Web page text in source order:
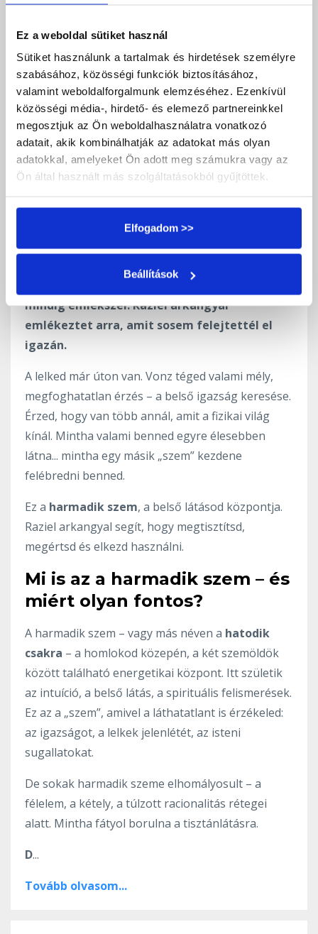
Ez a weboldal sütiket használ
Sütiket használunk a tartalmak és hirdetések személyre
szabásához, közösségi funkciók biztosításához,
valamint weboldalforgalmunk elemzéséhez. Ezenkívül
közösségi média-, hirdető- és elemező partnereinkkel
megosztjuk az Ön weboldalhasználatra vonatkozó
adatait, akik kombinálhatják az adatokat más olyan
adatokkal, amelyeket Ön adott meg számukra vagy az
Ön által használt más szolgáltatásokból gyűjtöttek.
Elfogadom >>
Beállítások
Raziel arkangyal üzenete:
A belső látásod tisztul
Angyali Tanítások
Nézel.. de nem mindig látsz. Tudsz… de nem
mindig emlékszel. Raziel arkangyal
emlékeztet arra, amit sosem felejtettél el
igazán.
A lelked már úton van. Vonz téged valami mély,
megfoghatatlan érzés – a belső igazság keresése.
Érzed, hogy van több annál, amit a fizikai világ
kínál. Mintha valami benned egyre élesebben
látna... mintha egy másik „szem” kezdene
felébredni benned.
Ez a harmadik szem, a belső látásod központja.
Raziel arkangyal segít, hogy megtisztítsd,
megértsd és elkezd használni.
Mi is az a harmadik szem – és
miért olyan fontos?
A harmadik szem – vagy más néven a hatodik
csakra – a homlokod közepén, a két szemöldök
között található energetikai központ. Itt születik
az intuíció, a belső látás, a spirituális felismerések.
Ez az a „szem”, amivel a láthatatlant is érzékeled:
az igazságot, a lelkek jelenlétét, az isteni
sugallatokat.
De sokak harmadik szeme elhomályosult – a
félelem, a kétely, a túlzott racionalitás rétegei
alatt. Mintha fátyol borulna a tisztánlátásra.
D...
Tovább olvasom...